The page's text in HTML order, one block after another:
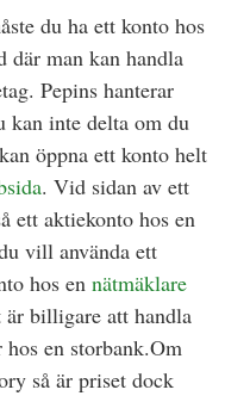
du ha ett konto hos
där man kan handla
Pepins hanterar
kan inte delta om du
öppna ett konto helt
. Vid sidan av ett
ett aktiekonto hos en
vill använda ett
hos en nätmäklare
är billigare att handla
en storbank.Om
så är priset dock